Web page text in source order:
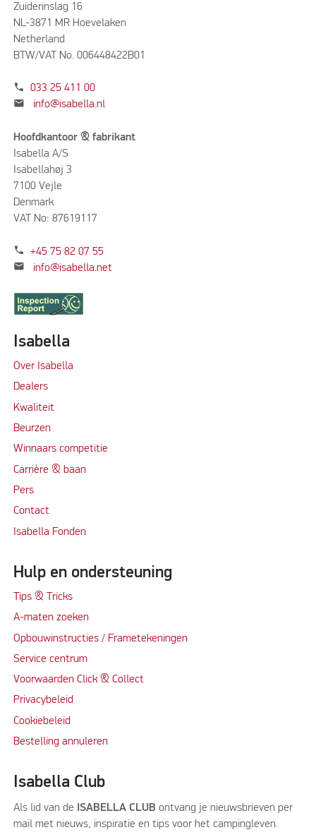
Zuiderinslag 16
NL-3871 MR Hoevelaken
Netherland
BTW/VAT No. 006448422B01
phone 033 25 411 00
mail info@isabella.nl
Hoofdkantoor & fabrikant
Isabella A/S
Isabellahøj 3
7100 Vejle
Denmark
VAT No: 87619117
phone +45 75 82 07 55
mail info@isabella.net
Isabella
Over Isabella
Dealers
Kwaliteit
Beurzen
Winnaars competitie
Carrière & baan
Pers
Contact
Isabella Fonden
Hulp en ondersteuning
Tips & Tricks
A-maten zoeken
Opbouwinstructies / Frametekeningen
Service centrum
Voorwaarden Click & Collect
Privacybeleid
Cookiebeleid
Bestelling annuleren
Isabella Club
Als lid van de ISABELLA CLUB ontvang je nieuwsbrieven per
mail met nieuws, inspiratie en tips voor het campingleven.